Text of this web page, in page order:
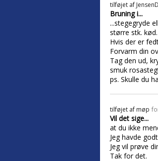
tilføjet af
Bruning i...
...stegegryde
større stk. kød.
Hvis der er
Forvarm din
Tag den ud,
smuk
ps. Skulle du
tilføjet af møp
Vil det sige...
at du ikke
Jeg havde
Jeg vil prøve
Tak for det.